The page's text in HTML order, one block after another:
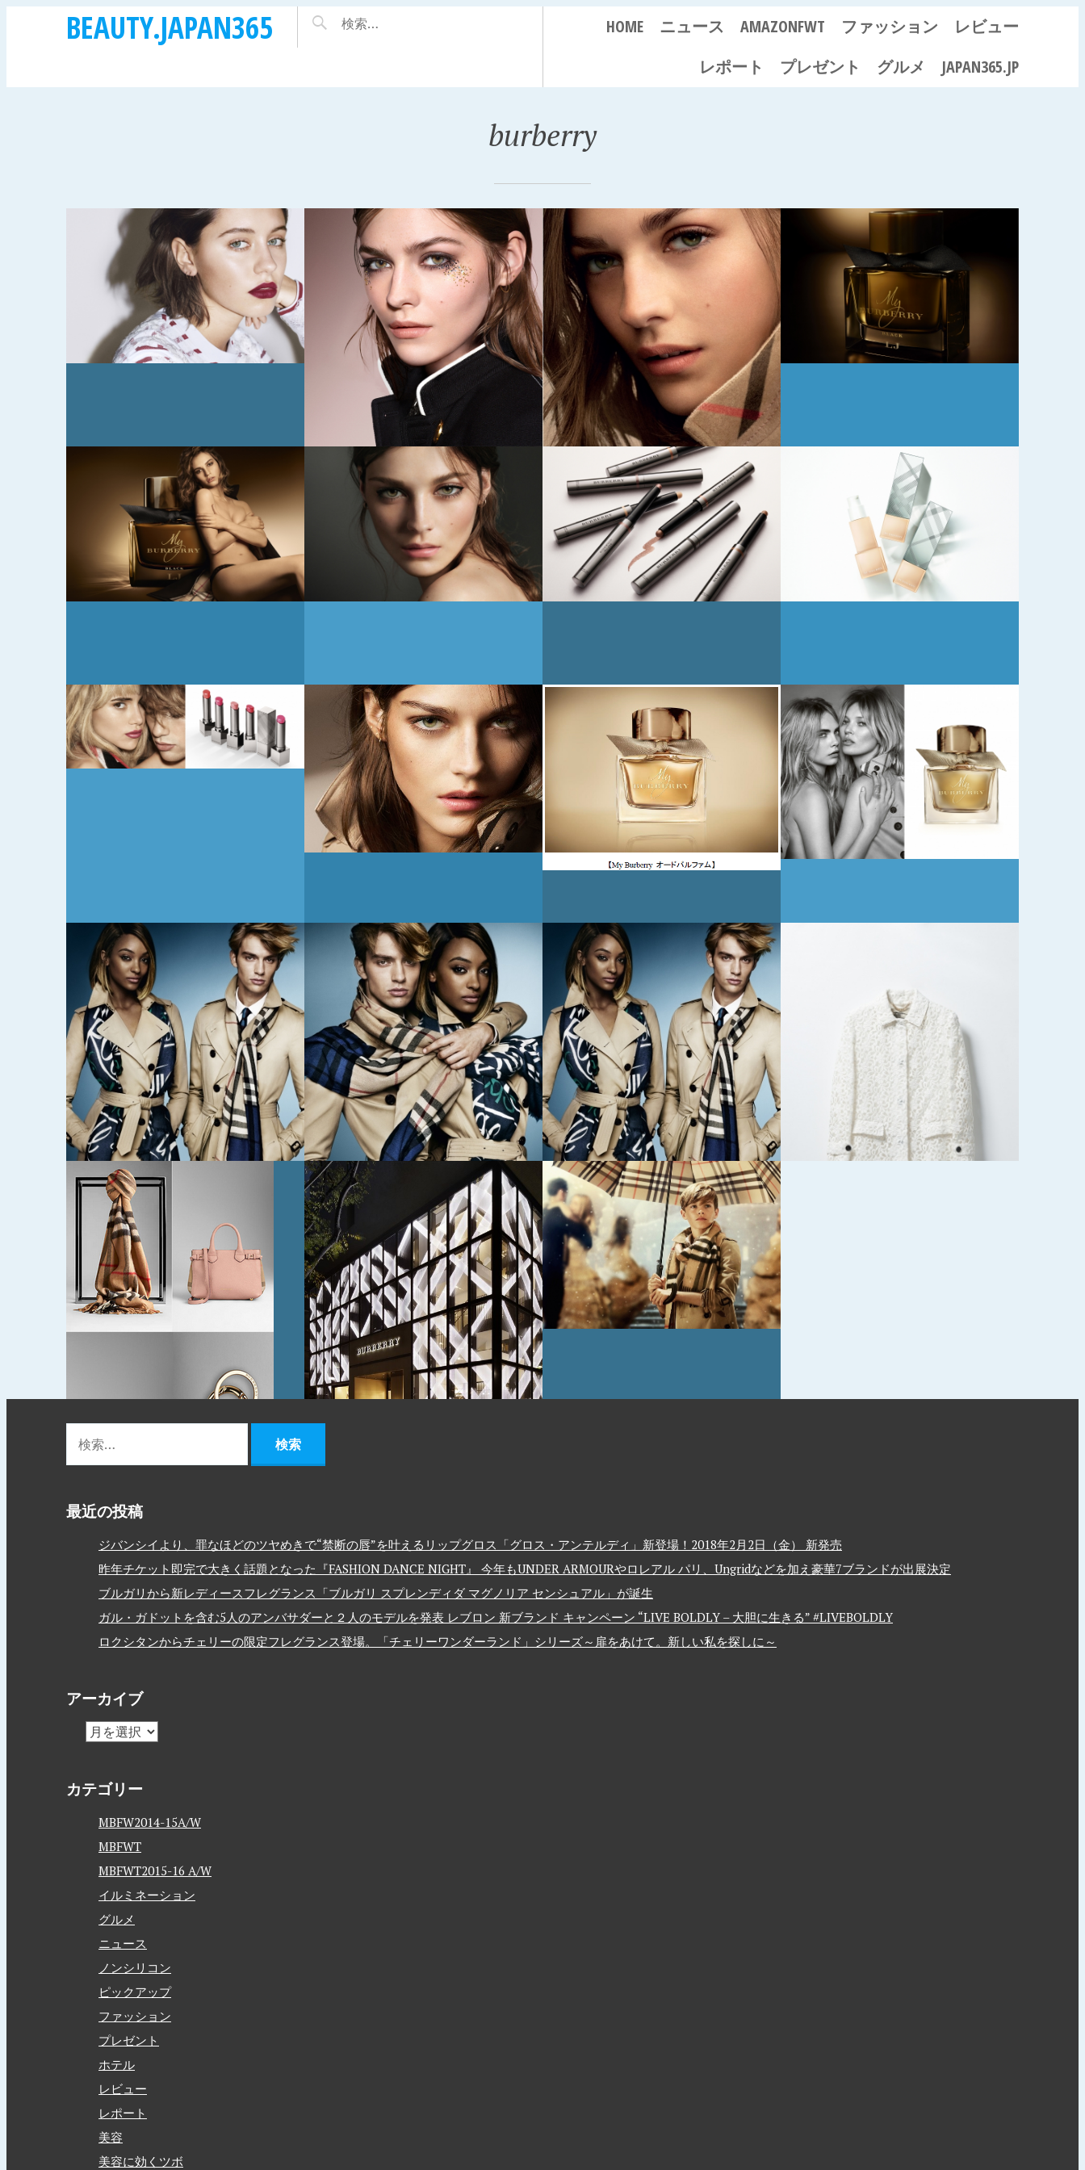
BEAUTY.JAPAN365 HOME ニュース AMAZONFWT ファッション
レビュー
レポート
プレゼント グルメ JAPAN365.JP
burberry
2016年10月25日
バーバリー メイク
アップより、新しい
「ランウェイ メイ
クアップ コレクシ
ョン」が登場
2016年9月20日
バーバリー メイク
アップより、新しい
パウダリーファンデ
ーション 「バーバ
リー カシミア コ
ンパクト」が登場
― やわらかく包み
こむ。瞬時にカシミ
アの上質感
2016年9月20日
バーバリーのアイコ
ンフレグランスシリ
ーズより、新作の
「マイバーバリー
ブラック」が発売
バーバリー メイク
アップより、猫の目
のような目もとに仕
上げる新マスカラ
「バーバリー キャ
2016年5月23日
バーバリー メイク
アップより、ペン型
のアイカラー 「バ
ーバリー アイカラ
ー コントゥア」が
2016年4月1日
バーバリー メイク
アップより、新ファ
ンデーション 「バ
ーバリー ブライト
グロウ ファンデー
2015年9月15日
バーバリー・メイク
アップの国内展開が
2015年6月4日
資生堂、英バーバリ
ー社製化粧品の日本
への輸入・販売で提
携 ～世界的な英国
ブランドとの連携で
高級市場におけるプ
2015年6月4日
バーバリーから、新
アイコンフレグラン
ス「MY BURBERRY」
が発売
2015年3月14日
バーバリーが国内最
大級の路面店を大
阪・心斎橋にオープ
ン
2015年3月12日
梅田大丸バーバリー
が拡張オープン
2015年2月18日
バーバリーが阪急う
めだ本店にオープン
2014年11月29日
バーバリーが表参道
店移転オープニング
イベントを開催 英
国人モデル、ジョー
ダン・ダンがホスト
に
2014年11月6日
バーバリーの2014年
クリスマスキャンペ
ーンにロメオ・ベッ
カムが登場 キャン
ペーンフィルムのプ
レミア上映イベント
も開催
最近の投稿
ジバンシイより、罪なほどのツヤめきで“禁断の唇”を叶えるリップグロス「グロス・アンテルディ」新登場！2018年2月2日（金） 新発売
昨年チケット即完で大きく話題となった『FASHION DANCE NIGHT』 今年もUNDER ARMOURやロレアル パリ、Ungridなどを加え豪華7ブランドが出展決定
ブルガリから新レディースフレグランス「ブルガリ スプレンディダ マグノリア センシュアル」が誕生
ガル・ガドットを含む5人のアンバサダーと２人のモデルを発表 レブロン 新ブランド キャンペーン “LIVE BOLDLY – 大胆に生きる” #LIVEBOLDLY
ロクシタンからチェリーの限定フレグランス登場。「チェリーワンダーランド」シリーズ～扉をあけて。新しい私を探しに～
アーカイブ
カテゴリー
MBFW2014-15A/W
MBFWT
MBFWT2015-16 A/W
イルミネーション
グルメ
ニュース
ノンシリコン
ピックアップ
ファッション
プレゼント
ホテル
レビュー
レポート
美容
美容に効くツボ